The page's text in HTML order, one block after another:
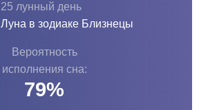
25 лунный день
Луна в зодиаке Близнецы
Вероятность
исполнения сна:
79%